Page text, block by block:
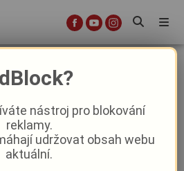
na lesní cestě
pokračování, míří
nástroj pro blokování
reklamy.
udržovat obsah webu
aktuální.